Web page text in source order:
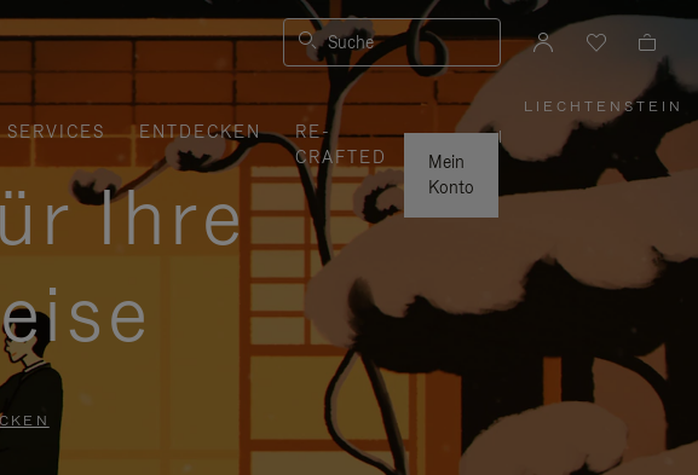
Suche
SERVICES ENTDECKEN
RE-
CRAFTED
Mein
Konto
LIECHTENSTEIN
,
WÄHLEN
IHRE
REGION
AUS
|
Ihre